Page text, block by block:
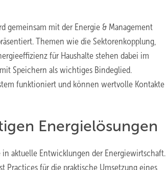
gemeinsam mit der Energie & Management
Themen wie die Sektorenkopplung,
für Haushalte stehen dabei im
Speichern als wichtiges Bindeglied.
funktioniert und können wertvolle Kontakte
Energielösungen
aktuelle Entwicklungen der Energiewirtschaft.
für die praktische Umsetzung eines